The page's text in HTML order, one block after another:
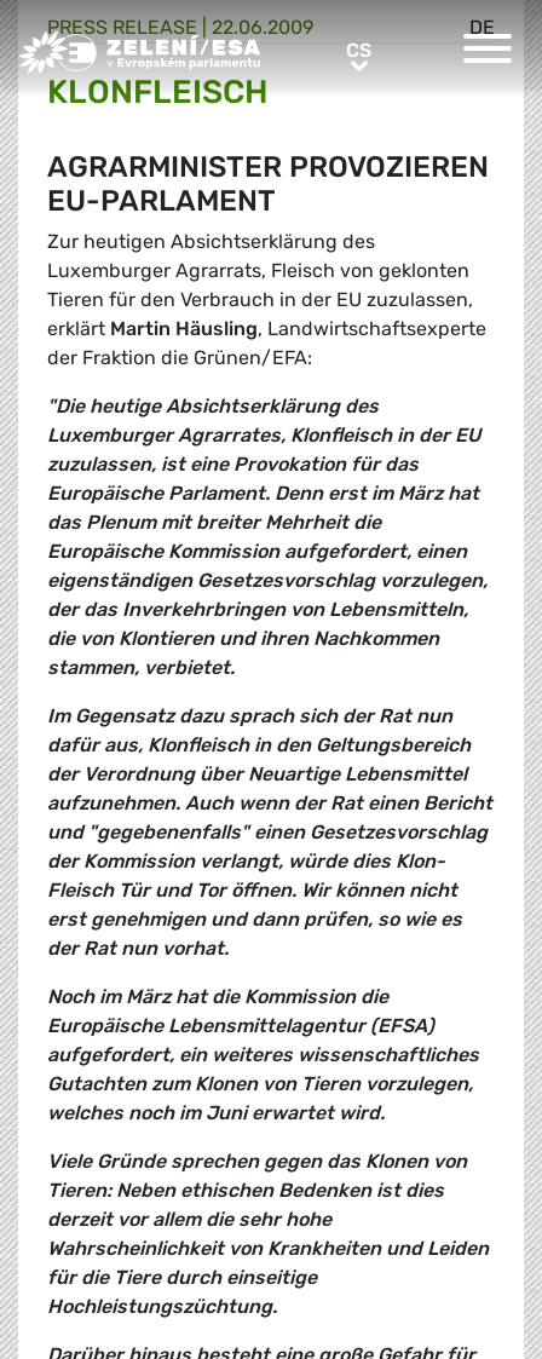
Greens/EFA Home CSCS
DE
PRESS RELEASE | 22.06.2009
KLONFLEISCH
AGRARMINISTER PROVOZIEREN
EU-PARLAMENT
Zur heutigen Absichtserklärung des
Luxemburger Agrarrats, Fleisch von geklonten
Tieren für den Verbrauch in der EU zuzulassen,
erklärt Martin Häusling, Landwirtschaftsexperte
der Fraktion die Grünen/EFA:
"Die heutige Absichtserklärung des
Luxemburger Agrarrates, Klonfleisch in der EU
zuzulassen, ist eine Provokation für das
Europäische Parlament. Denn erst im März hat
das Plenum mit breiter Mehrheit die
Europäische Kommission aufgefordert, einen
eigenständigen Gesetzesvorschlag vorzulegen,
der das Inverkehrbringen von Lebensmitteln,
die von Klontieren und ihren Nachkommen
stammen, verbietet.
Im Gegensatz dazu sprach sich der Rat nun
dafür aus, Klonfleisch in den Geltungsbereich
der Verordnung über Neuartige Lebensmittel
aufzunehmen. Auch wenn der Rat einen Bericht
und "gegebenenfalls" einen Gesetzesvorschlag
der Kommission verlangt, würde dies Klon-
Fleisch Tür und Tor öffnen. Wir können nicht
erst genehmigen und dann prüfen, so wie es
der Rat nun vorhat.
Noch im März hat die Kommission die
Europäische Lebensmittelagentur (EFSA)
aufgefordert, ein weiteres wissenschaftliches
Gutachten zum Klonen von Tieren vorzulegen,
welches noch im Juni erwartet wird.
Viele Gründe sprechen gegen das Klonen von
Tieren: Neben ethischen Bedenken ist dies
derzeit vor allem die sehr hohe
Wahrscheinlichkeit von Krankheiten und Leiden
für die Tiere durch einseitige
Hochleistungszüchtung.